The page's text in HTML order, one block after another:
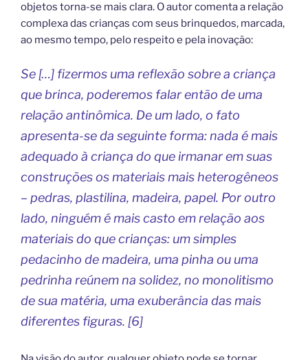
objetos torna-se mais clara. O autor comenta a relação
complexa das crianças com seus brinquedos, marcada,
ao mesmo tempo, pelo respeito e pela inovação:
Se […] fizermos uma reflexão sobre a criança
que brinca, poderemos falar então de uma
relação antinômica. De um lado, o fato
apresenta-se da seguinte forma: nada é mais
adequado à criança do que irmanar em suas
construções os materiais mais heterogêneos
– pedras, plastilina, madeira, papel. Por outro
lado, ninguém é mais casto em relação aos
materiais do que crianças: um simples
pedacinho de madeira, uma pinha ou uma
pedrinha reúnem na solidez, no monolitismo
de sua matéria, uma exuberância das mais
diferentes figuras. [6]